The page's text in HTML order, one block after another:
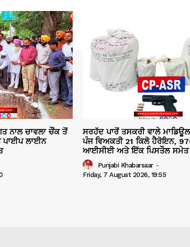
ਨਾਲ ਚਾਵਲਾ ਚੌਂਕ ਤੋਂ
ਪਾਈਪ ਲਾਈਨ
ਸਰਹੱਦ ਪਾਰੋਂ ਤਸਕਰੀ ਵਾਲੇ
ਪੰਜ ਵਿਅਕਤੀ 21 ਕਿਲੋ ਹੈਰੋਇਨ,
ਆਈਸੀਈ ਅਤੇ ਇੱਕ ਪਿਸਤੌਲ ਸਮੇਤ
Punjabi Khabarsaar -
Friday, 7 August 2026, 19:55